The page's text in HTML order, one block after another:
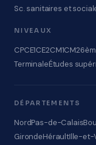
Sc. sanitaires et
NIVEAUX
CPCE1CE2CM1CM2
TerminaleÉtudes
DÉPARTEMENTS
NordPas-de-Calais
GirondeHéraultIlle-et-